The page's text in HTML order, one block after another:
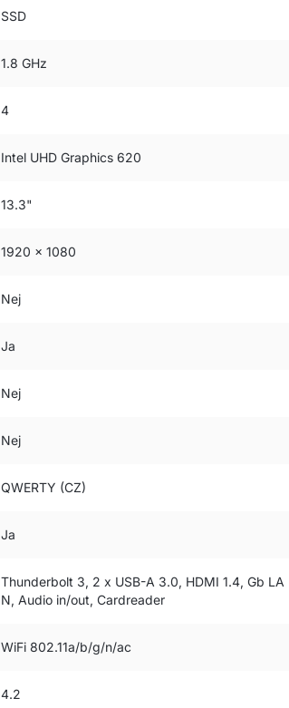
SSD
1.8 GHz
4
Intel UHD Graphics 620
13.3"
1920 x 1080
Nej
Ja
Nej
Nej
QWERTY (CZ)
Ja
Thunderbolt 3, 2 x USB-A 3.0, HDMI 1.4, Gb LA
N, Audio in/out, Cardreader
WiFi 802.11a/b/g/n/ac
4.2